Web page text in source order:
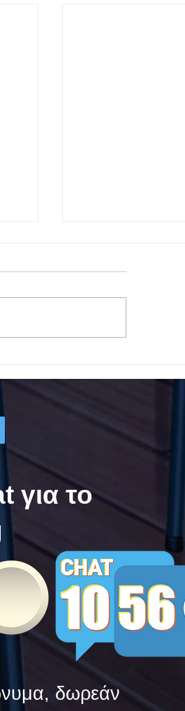
| Μίλα Τώρα. Με
"Μίλα Τώρα" όλα
της Ελλάδας
δυνάμεις τους
για το
δωρεάν